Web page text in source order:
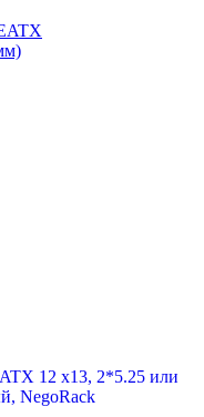
12 x13, 2*5.25 или
NegoRack